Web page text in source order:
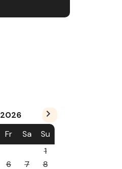
2026
Fr Sa
Su
1
6 7
8